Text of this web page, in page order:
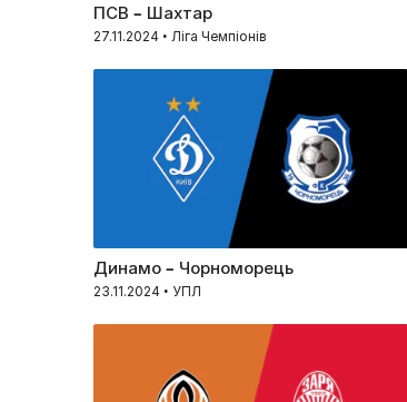
ПСВ – Шахтар
27.11.2024 • Ліга Чемпіонів
Динамо – Чорноморець
23.11.2024 • УПЛ